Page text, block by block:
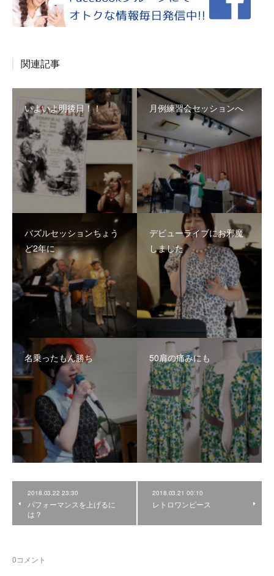
関連記事
いよいよ明後日！！ 月例練習会セッションへ
バズルセッションちょう
ど2年に
デビューライブにお邪魔
しました
名乗ったもん勝ち 50肩の痛みにも
2018.03.22 23:30
パフォーマンスを上げるに
は？
2018.03.21 00:10
レトロワンピース
0コメント